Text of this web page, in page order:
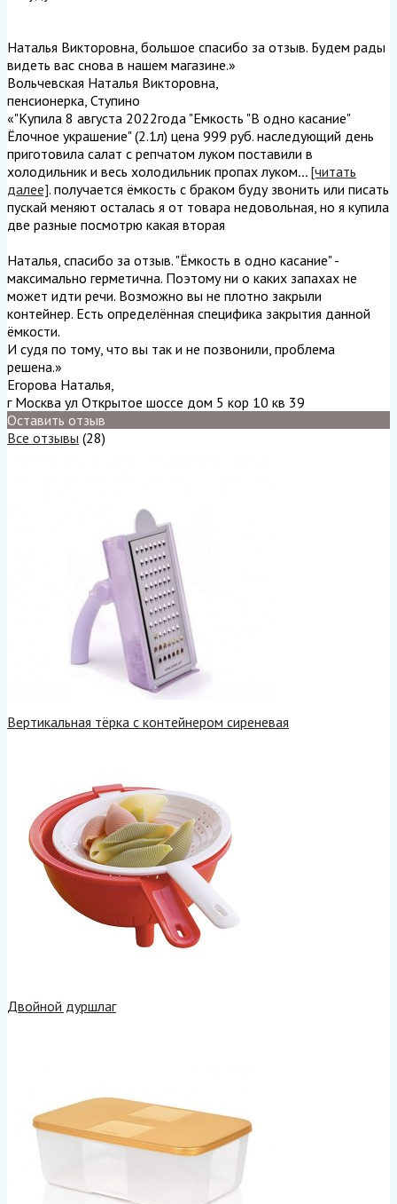
Наталья Викторовна, большое спасибо за отзыв. Будем рады
видеть вас снова в нашем магазине.»
Вольчевская Наталья Викторовна,
пенсионерка, Ступино
«"Купила 8 августа 2022года "Емкость "В одно касание"
Ёлочное украшение" (2.1л) цена 999 руб. наследующий день
приготовила салат с репчатом луком поставили в
холодильник и весь холодильник пропах луком... [читать
далее]. получается ёмкость с браком буду звонить или писать
пускай меняют осталась я от товара недовольная, но я купила
две разные посмотрю какая вторая
Наталья, спасибо за отзыв. "Ёмкость в одно касание" -
максимально герметична. Поэтому ни о каких запахах не
может идти речи. Возможно вы не плотно закрыли
контейнер. Есть определённая специфика закрытия данной
ёмкости.
И судя по тому, что вы так и не позвонили, проблема
решена.»
Егорова Наталья,
г Москва ул Открытое шоссе дом 5 кор 10 кв 39
Оставить отзыв
Все отзывы (28)
Вертикальная тёрка с контейнером сиреневая
Двойной дуршлаг